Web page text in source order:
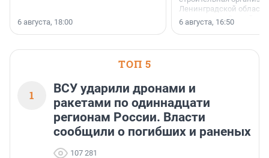
6 августа, 18:00
Ленинградской области
номинации «Самый
застройщик
6 августа, 16:50
ТОП 5
1
ВСУ ударили дронами и
ракетами по одиннадцати
регионам России. Власти
сообщили о погибших и раненых
107 281